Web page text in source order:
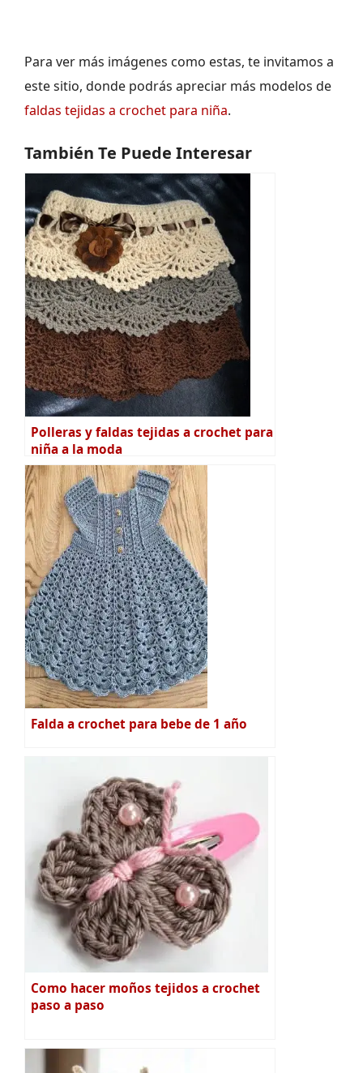
Para ver más imágenes como estas, te invitamos a
este sitio, donde podrás apreciar más modelos de
faldas tejidas a crochet para niña.
También Te Puede Interesar
Polleras y faldas tejidas a crochet para
niña a la moda
Falda a crochet para bebe de 1 año
Como hacer moños tejidos a crochet
paso a paso